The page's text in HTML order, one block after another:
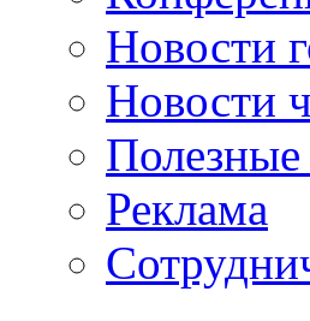
Новости
Новости
Полезные
Реклама